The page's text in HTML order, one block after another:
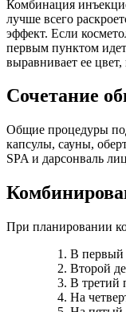
Комбинация
лучше всего
эффект. Если
первым пунктом идет
выравнивает ее
Сочетание
Общие процедуры
капсулы, сауны,
SPA и дарсонваль
При планировании
В первый
Второй
В третий
На